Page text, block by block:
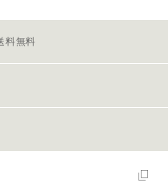
料無料